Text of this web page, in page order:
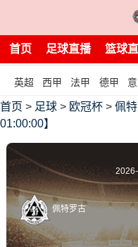
首页 足球直播 篮球
英超 西甲 法甲 德甲
首页 > 足球 > 欧冠杯 > 佩
01:00:00】
佩特罗古